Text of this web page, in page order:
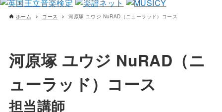
ホーム コース 河原塚 ユウジ NuRAD（ニューラッド）コース
河原塚 ユウジ NuRAD（ニ
ューラッド）コース
担当講師